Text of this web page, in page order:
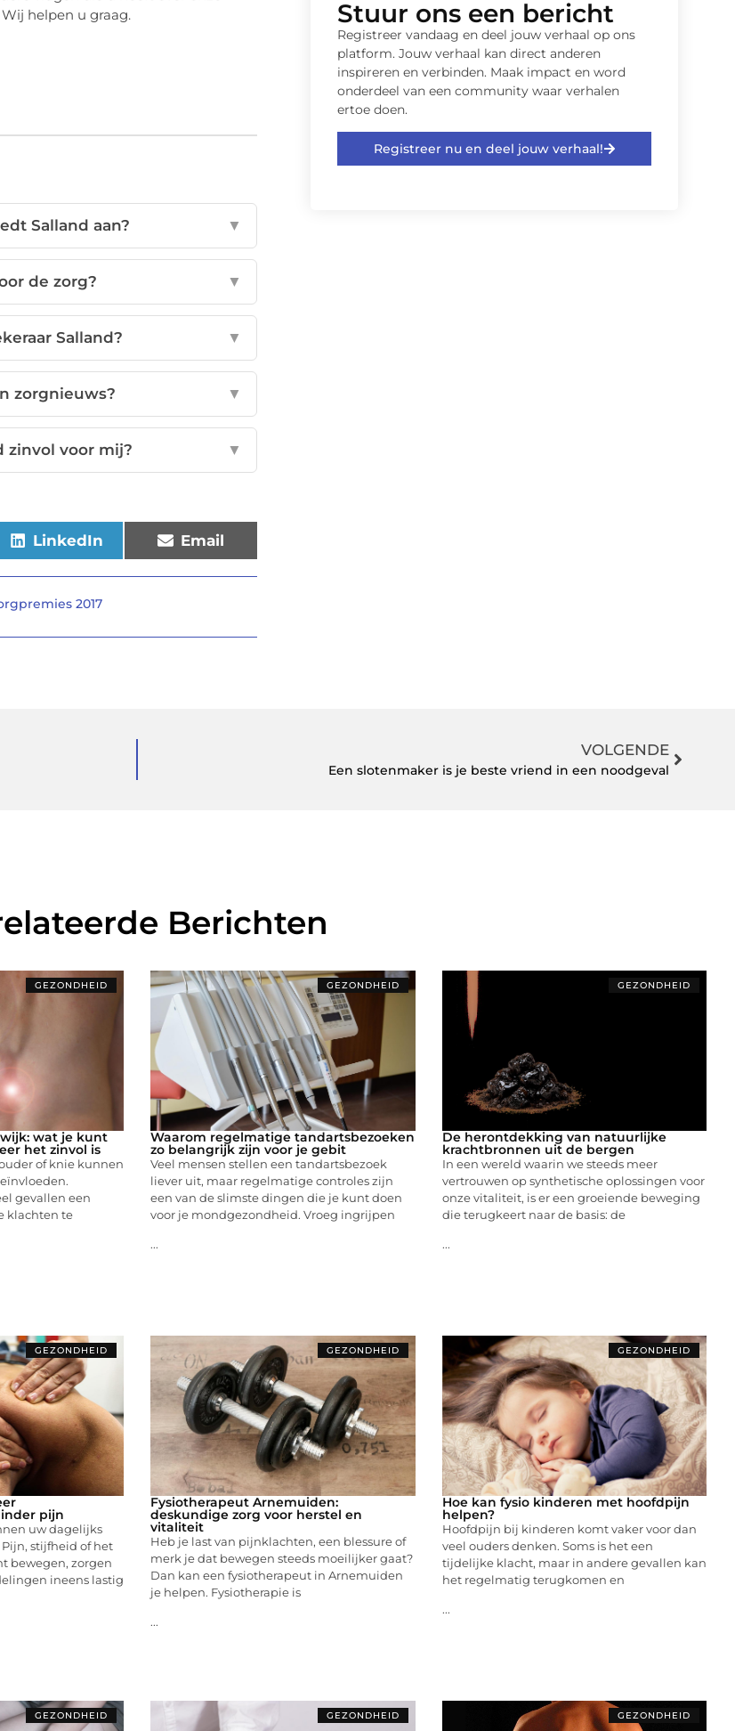
helpen u graag.
Salland aan? ▼
de zorg? ▼
Salland? ▼
zorgnieuws? ▼
zinvol voor mij? ▼
LinkedIn Email
2017
Stuur ons een bericht
Registreer vandaag en deel jouw verhaal op ons
platform. Jouw verhaal kan direct anderen
inspireren en verbinden. Maak impact en word
onderdeel van een community waar verhalen
ertoe doen.
Registreer nu en deel jouw verhaal!
VOLGENDE
Een slotenmaker is je beste vriend in een noodgeval
Berichten
GEZONDHEID
wat je kunt
het zinvol is
of knie kunnen
gevallen een
klachten te
GEZONDHEID
Waarom regelmatige tandartsbezoeken
zo belangrijk zijn voor je gebit
Veel mensen stellen een tandartsbezoek
liever uit, maar regelmatige controles zijn
een van de slimste dingen die je kunt doen
voor je mondgezondheid. Vroeg ingrijpen
...
GEZONDHEID
De herontdekking van natuurlijke
krachtbronnen uit de bergen
In een wereld waarin we steeds meer
vertrouwen op synthetische oplossingen voor
onze vitaliteit, is er een groeiende beweging
die terugkeert naar de basis: de
...
GEZONDHEID
pijn
uw dagelijks
stijfheid of het
bewegen, zorgen
ineens lastig
GEZONDHEID
Fysiotherapeut Arnemuiden:
deskundige zorg voor herstel en
vitaliteit
Heb je last van pijnklachten, een blessure of
merk je dat bewegen steeds moeilijker gaat?
Dan kan een fysiotherapeut in Arnemuiden
je helpen. Fysiotherapie is
...
GEZONDHEID
Hoe kan fysio kinderen met hoofdpijn
helpen?
Hoofdpijn bij kinderen komt vaker voor dan
veel ouders denken. Soms is het een
tijdelijke klacht, maar in andere gevallen kan
het regelmatig terugkomen en
...
GEZONDHEID GEZONDHEID GEZONDHEID